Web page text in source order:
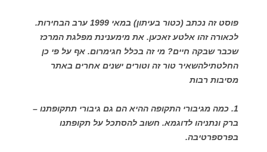
פוסט זה נכתב (כטור בעיתון) במאי 1999 ערב הבחירות.
לכאורה זהו אלטע זאכען. את מימענינת מפלגת המרכז
שכבר שבקה חיים? מי זה בכלל חגימרום. אף על פי כן
החלטתילהשאיר טור זה וטורים ישנים אחרים באתר
מסיבות רבות
1. כמה מגיבורי התקופה ההיא הם גם גיבורי תתקופתנו –
ברק ונתניהו לדוגמא. חשוב להסתכל על תקופתנו
בפרספרטיבה.